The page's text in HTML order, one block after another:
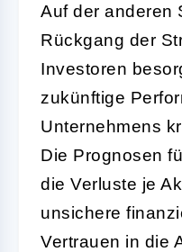
Auf der anderen
Rückgang der
Investoren
zukünftige
Unternehmens
Die Prognosen
die Verluste je
unsichere
Vertrauen in die